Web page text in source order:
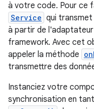
à votre code. Pour ce
Service qui transmet
à partir de
framework. Avec cet
appeler la méthode
transmettre des
Instanciez votre
synchronisation en